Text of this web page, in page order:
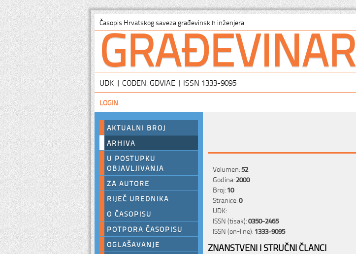
Časopis Hrvatskog saveza građevinskih inženjera
GRAĐEVINAR
UDK | CODEN: GDVIAE | ISSN 1333-9095
LOGIN
AKTUALNI BROJ
ARHIVA
U POSTUPKU
OBJAVLJIVANJA
ZA AUTORE
RIJEČ UREDNIKA
O ČASOPISU
POTPORA ČASOPISU
OGLAŠAVANJE
Volumen:52
Godina:2000
Broj:10
Stranice:0
UDK:
ISSN (tisak):0350-2465
ISSN (on-line):1333-9095
ZNANSTVENI I STRUČNI ČLANCI